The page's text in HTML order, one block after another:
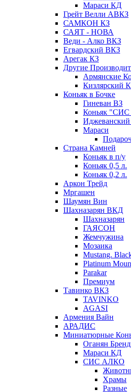
Мараси КД
Грейт Велли АВКЗ
САМКОН КЗ
САЯТ - НОВА
Веди - Алко ВКЗ
Егвардский ВКЗ
Арегак КЗ
Другие
Армянские
Кизлярский
Коньяк в Бочке
Гиневан ВЗ
Коньяк
Мараси
Страна Камней
Коньяк в п/у
Коньяк 0,5 л.
Коньяк 0,2 л.
Аркон Трейд
Мргашен
Шаумян Вин
Шахназарян ВКД
Шахназарян
ГАЯСОН
Жемчужина
Мозаика
Mustang.
Platinum
Parakar
Премиум
Тавинко ВКЗ
TAVINKO
AGASI
Армения Вайн
АРАДИС
Миниатюрные
Оганян
Мараси КД
СИС АЛКО
Храмы
Разные